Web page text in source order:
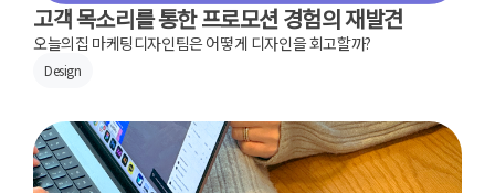
고객 목소리를 통한 프로모션 경험의 재발견
오늘의집 마케팅디자인팀은 어떻게 디자인을 회고할까?
Design